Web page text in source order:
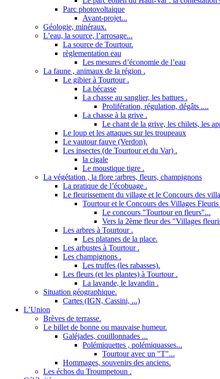
Parc photovoltaique
Avant-projet...
Géologie, minéraux.
L’eau, la source, l’arrosage...
La source de Tourtour.
règlementation eau
Les mesures d’économie de l’eau
La faune , animaux de la région .
Le gibier à Tourtour .
La bécasse
La chasse au sanglier, les battues .
Prolifération, régulation, dégâts ....
La chasse à la grive .
Le chant de la grive, les chilets, les
Le loup et les attaques sur les troupeaux
Le vautour fauve (Verdon).
Les insectes (de Tourtour et du Var) .
la cigale
Le moustique tigre .
La végétation , la flore :arbres, fleurs, champignons
La pratique de l’écobuage .
Le fleurissement du village et le Concours des
Tourtour et le Concours des Villages Fleuris
Le concours "Tourtour en fleurs"...
Vers la 2ème fleur des "Villages
Les arbres à Tourtour .
Les platanes de la place.
Les arbustes à Tourtour .
Les champignons .
Les truffes (les rabasses).
Les fleurs (et les plantes) à Tourtour .
La lavande, le lavandin .
Situation géographique.
Cartes (IGN, Cassini, ...)
L’Union
Brèves de terrasse.
Le billet de bonne ou mauvaise humeur.
Galéjades, couillonnades ...
Polémiquettes , polémiquasses...
Tourtour avec un "T"...
Hommages, souvenirs des anciens.
Les échos du Troumpetoun .